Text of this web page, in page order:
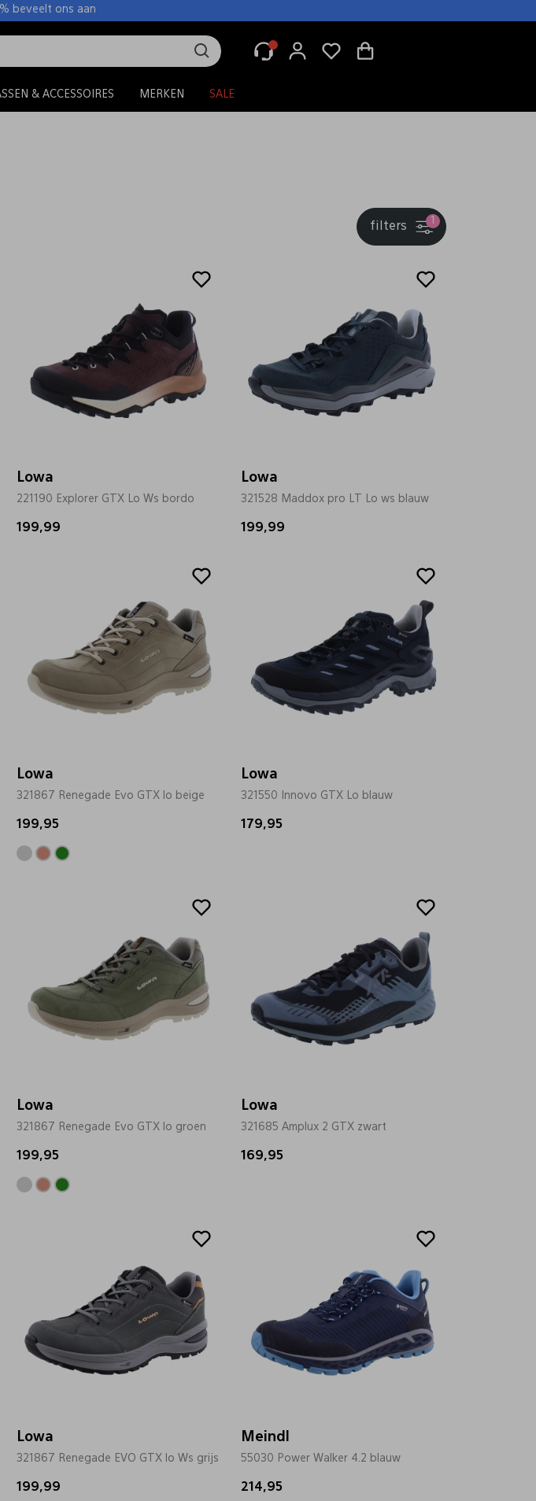
beveelt ons aan
& ACCESSOIRES MERKEN SALE
filters
Lowa
221190 Explorer GTX Lo Ws bordo
199,99
Lowa
321528 Maddox pro LT Lo ws blauw
199,99
Lowa
321867 Renegade Evo GTX lo beige
199,95
Lowa
321550 Innovo GTX Lo blauw
179,95
Lowa
321867 Renegade Evo GTX lo groen
199,95
Lowa
321685 Amplux 2 GTX zwart
169,95
Lowa
321867 Renegade EVO GTX lo Ws grijs
199,99
Meindl
55030 Power Walker 4.2 blauw
214,95